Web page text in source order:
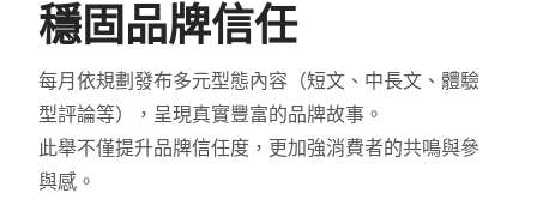
穩固品牌信任
每月依規劃發布多元型態內容（短文、中長文、體驗
型評論等），呈現真實豐富的品牌故事。
此舉不僅提升品牌信任度，更加強消費者的共鳴與參
與感。